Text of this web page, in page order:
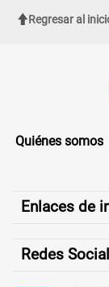
Regresar al
Quiénes somos
Enlaces de
Redes